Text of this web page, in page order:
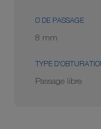
Ø DE PASSAGE
8 mm
TYPE
Passage libre